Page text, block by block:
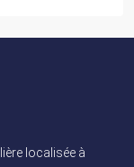
localisée à